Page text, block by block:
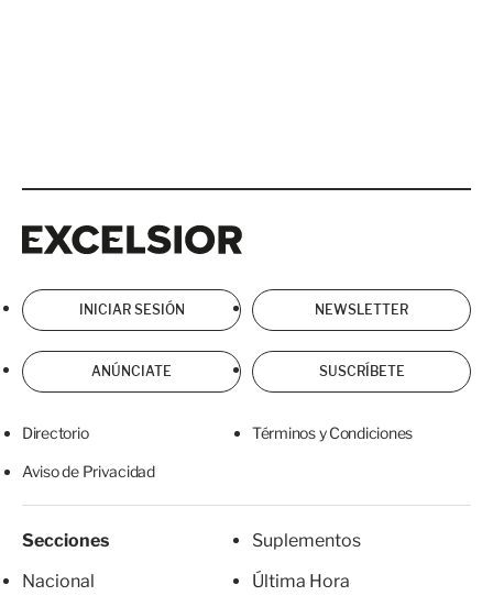
INICIAR SESIÓN NEWSLETTER
ANÚNCIATE SUSCRÍBETE
Directorio Términos y Condiciones
Aviso de Privacidad
Secciones
Nacional
Suplementos
Última Hora